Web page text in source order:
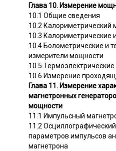
Глава 10. Измерение
10.1 Общие сведения
10.2 Калориметрический
10.3 Калориметрические
10.4 Болометрические и
измерители мощности
10.5
10.6 Измерение
Глава 11. Измерение
магнетронных
мощности
11.1 Импульсный
11.2
параметров импульсов
магнетрона